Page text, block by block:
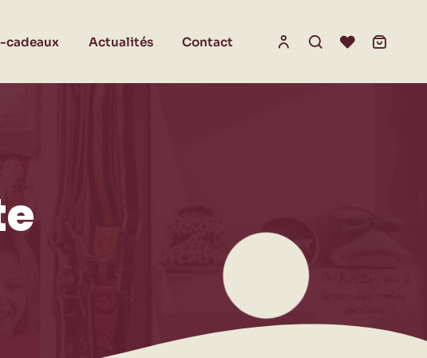
cadeaux Actualités Contact